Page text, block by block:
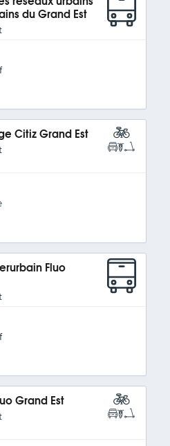
du Grand Est
Citiz Grand Est
Fluo
Grand Est